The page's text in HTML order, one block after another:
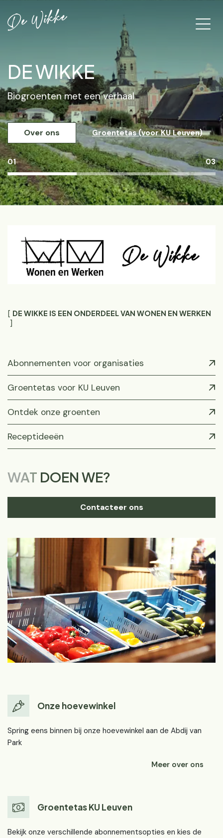
DE WIKKE
Biogroenten met een verhaal
Over ons Groentetas (voor KU Leuven)
01 03
DE WIKKE IS EEN ONDERDEEL VAN WONEN EN WERKEN
Abonnementen voor organisaties
Groentetas voor KU Leuven
Ontdek onze groenten
Receptideeën
WAT DOEN WE?
Contacteer ons
Onze hoevewinkel
Spring eens binnen bij onze hoevewinkel aan de Abdij van
Park
Meer over ons
Groentetas KU Leuven
Bekijk onze verschillende abonnementsopties en kies de